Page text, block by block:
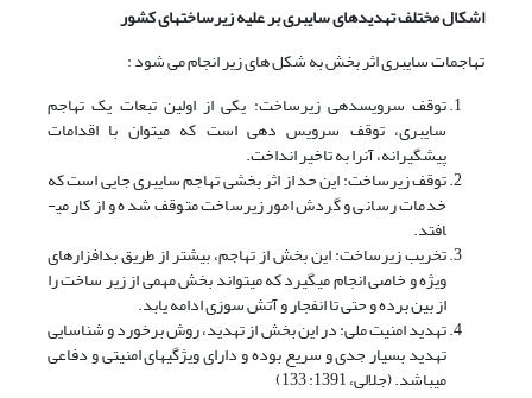
اشکال مختلف تهدیدهای سایبری بر علیه زیرساخت­های کشور
تهاجمات سایبری اثر بخش به شکل های زیر انجام می شود :
توقف سرویس­دهی زیرساخت­: یکی از اولین تبعات یک تهاجم
سایبری، توقف سرویس دهی است که می­توان با اقدامات
پیشگیرانه، آنرا به تاخیر انداخت.
توقف زیرساخت­: این حد از اثر بخشی تهاجم سایبری جایی است که
خدمات رسانی و گردش امور زیرساخت متوقف شده و از کار می­
افتد.
تخریب زیرساخت: این بخش از تهاجم، بیشتر از طریق بدافزارهای
ویژه و خاصی انجام می­گیرد که می­تواند بخش مهمی از زیر ساخت را
از بین برده و حتی تا انفجار و آتش سوزی ادامه یابد.
تهدید امنیت ملی: در این بخش از تهدید، روش برخورد و شناسایی
تهدید بسیار جدی و سریع بوده و دارای ویژگی­های امنیتی و دفاعی
می­باشد. (جلالی، 1391: 133)